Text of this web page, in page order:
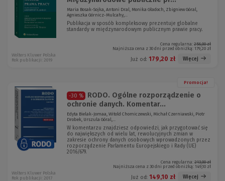
Maria Bosak-Sojka, Antoni Dral, Monika Gładoch, Zbigniew Góral,
Agnieszka Górnicz-Mulcahy,...
Publikacja w sposób kompleksowy prezentuje globalne
standardy w międzynarodowym publicznym prawie pracy.
Cena regularna: 256,00 zł
Najniższa cena z 30 dni przed obniżką: 179,20 zł
Już od: 179,20 zł Więcej
Wolters Kluwer Polska
Rok publikacji: 2019
Promocja!
-30 %
RODO. Ogólne rozporządzenie o
ochronie danych. Komentar...
Edyta Bielak-Jomaa, Witold Chomiczewski, Michał Czerniawski, Piotr
Drobek, Urszula Góral,...
W komentarzu znajdziesz odpowiedzi, jak przygotować się
do największych od wielu lat, rewolucyjnych zmian w
zakresie ochrony danych osobowych wprowadzonych przez
rozporządzenie Parlamentu Europejskiego i Rady (UE)
2016/679.
Cena regularna: 213,00 zł
Najniższa cena z 30 dni przed obniżką: 149,10 zł
Już od: 149,10 zł Więcej
Wolters Kluwer Polska
Rok publikacji: 2017